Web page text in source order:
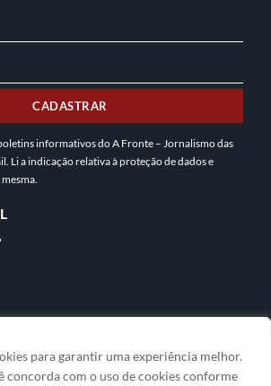
para garantir uma experiência melhor.
concorda com o uso de cookies conforme
CADASTRAR
informativos do A Fronte – Jornalismo das
Li a indicação relativa àproteção de dadose